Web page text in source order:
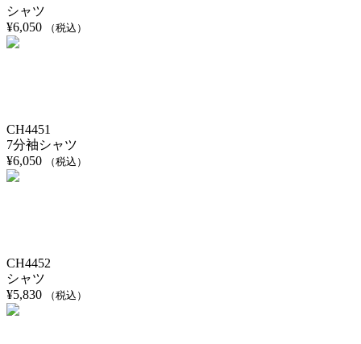
シャツ
¥6,050 （税込）
CH4451
7分袖シャツ
¥6,050 （税込）
CH4452
シャツ
¥5,830 （税込）